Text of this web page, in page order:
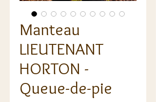
Manteau
LIEUTENANT
HORTON -
Queue-de-pie